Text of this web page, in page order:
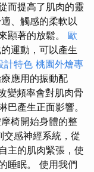
而提高了肌肉的靈
、觸感的柔軟以
顯著的放鬆。 歐
運動，可以產生
計特色 桃園外燴專
應用的振動配
變頻率會對肌肉骨
產生正面影響。
椅開始身體的整
交感神經系統，從
主的肌肉緊張，使
睡眠。 使用我們